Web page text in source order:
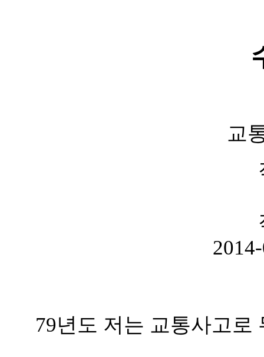
교
79년도 저는 교통사고로